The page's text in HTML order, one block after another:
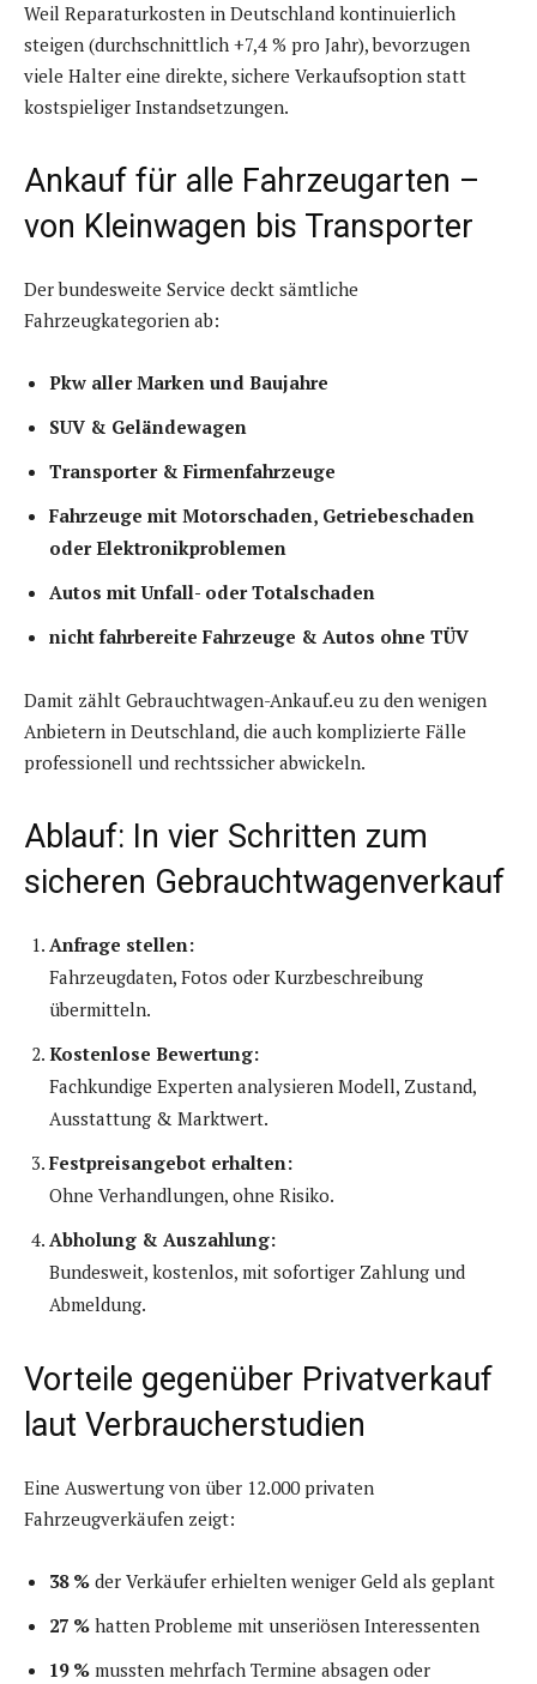
Weil Reparaturkosten in Deutschland kontinuierlich
steigen (durchschnittlich +7,4 % pro Jahr), bevorzugen
viele Halter eine direkte, sichere Verkaufsoption statt
kostspieliger Instandsetzungen.
Ankauf für alle Fahrzeugarten –
von Kleinwagen bis Transporter
Der bundesweite Service deckt sämtliche
Fahrzeugkategorien ab:
Pkw aller Marken und Baujahre
SUV & Geländewagen
Transporter & Firmenfahrzeuge
Fahrzeuge mit Motorschaden, Getriebeschaden
oder Elektronikproblemen
Autos mit Unfall- oder Totalschaden
nicht fahrbereite Fahrzeuge & Autos ohne TÜV
Damit zählt Gebrauchtwagen-Ankauf.eu zu den wenigen
Anbietern in Deutschland, die auch komplizierte Fälle
professionell und rechtssicher abwickeln.
Ablauf: In vier Schritten zum
sicheren Gebrauchtwagenverkauf
Anfrage stellen:
Fahrzeugdaten, Fotos oder Kurzbeschreibung
übermitteln.
Kostenlose Bewertung:
Fachkundige Experten analysieren Modell, Zustand,
Ausstattung & Marktwert.
Festpreisangebot erhalten:
Ohne Verhandlungen, ohne Risiko.
Abholung & Auszahlung:
Bundesweit, kostenlos, mit sofortiger Zahlung und
Abmeldung.
Vorteile gegenüber Privatverkauf
laut Verbraucherstudien
Eine Auswertung von über 12.000 privaten
Fahrzeugverkäufen zeigt:
38 % der Verkäufer erhielten weniger Geld als geplant
27 % hatten Probleme mit unseriösen Interessenten
19 % mussten mehrfach Termine absagen oder